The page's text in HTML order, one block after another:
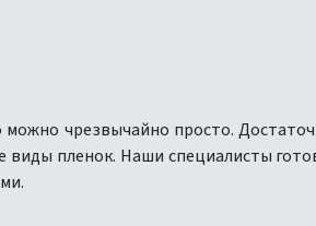
чрезвычайно просто.
виды пленок. Наши специалисты